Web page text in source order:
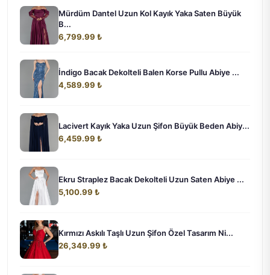
Mürdüm Dantel Uzun Kol Kayık Yaka Saten Büyük
B...
6,799.99 ₺
İndigo Bacak Dekolteli Balen Korse Pullu Abiye ...
4,589.99 ₺
Lacivert Kayık Yaka Uzun Şifon Büyük Beden Abiy...
6,459.99 ₺
Ekru Straplez Bacak Dekolteli Uzun Saten Abiye ...
5,100.99 ₺
Kırmızı Askılı Taşlı Uzun Şifon Özel Tasarım Ni...
26,349.99 ₺